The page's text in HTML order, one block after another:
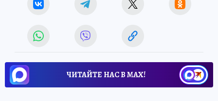
ЧИТАЙТЕ НАС В МАХ!